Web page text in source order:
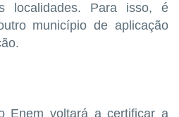
localidades. Para isso, é
município de aplicação
Enem voltará a certificar a